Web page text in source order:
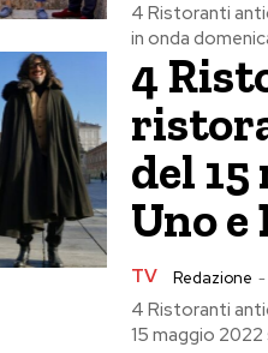
4 Ristoranti
in onda
4
del
Uno e
TV Redazione -
4 Ristoranti
15 maggio 2022